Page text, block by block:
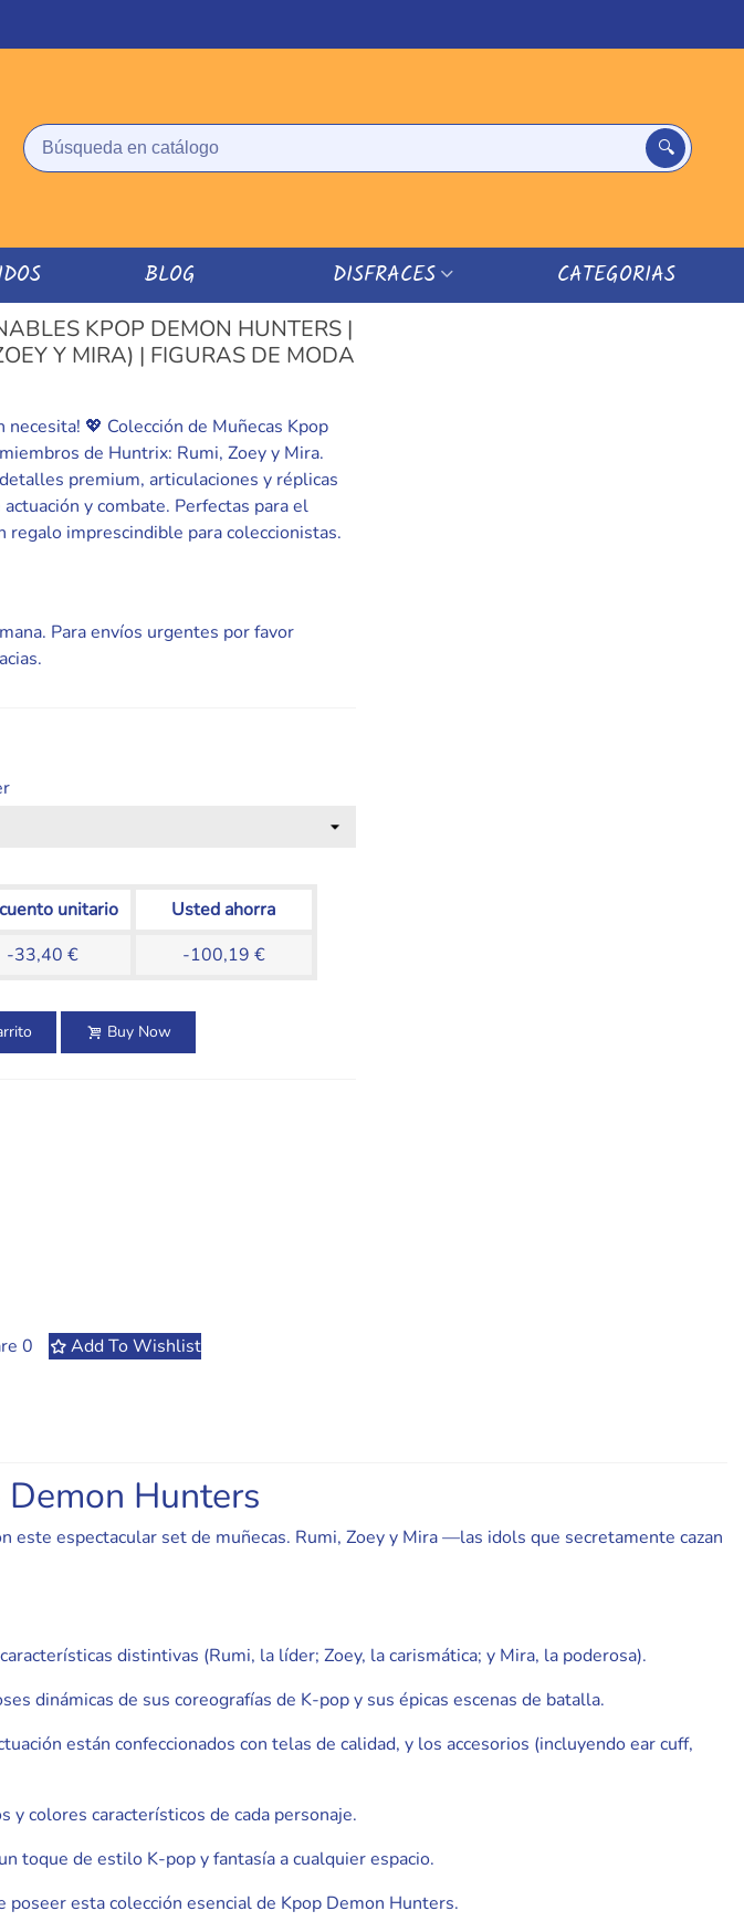
BLOG DISFRACES CATEGORIAS
KPOP DEMON HUNTERS |
Y MIRA) | FIGURAS DE MODA
necesita! 💖 Colección de Muñecas Kpop
de Huntrix: Rumi, Zoey y Mira.
premium, articulaciones y réplicas
y combate. Perfectas para el
regalo imprescindible para coleccionistas.
Para envíos urgentes por favor
unitario
Usted ahorra
-33,40 € -100,19 €
Buy Now
0 Add To Wishlist
Hunters
espectacular set de muñecas. Rumi, Zoey y Mira —las idols que secretamente cazan
distintivas (Rumi, la líder; Zoey, la carismática; y Mira, la poderosa).
dinámicas de sus coreografías de K-pop y sus épicas escenas de batalla.
están confeccionados con telas de calidad, y los accesorios (incluyendo ear cuff,
y colores característicos de cada personaje.
toque de estilo K-pop y fantasía a cualquier espacio.
esta colección esencial de Kpop Demon Hunters.